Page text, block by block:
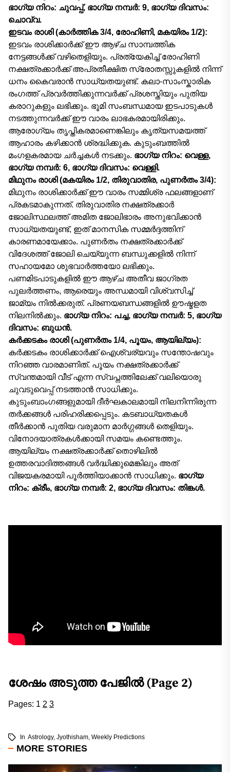
ഭാഗ്യ നിറം: ചുവപ്പ്, ഭാഗ്യ നമ്പർ: 9, ഭാഗ്യ ദിവസം:
ചൊവ്വ.
ഇടവം രാശി (കാർത്തിക 3/4, രോഹിണി, മകയിരം 1/2):
ഇടവം രാശിക്കാർക്ക് ഈ ആഴ്ച സാമ്പത്തിക
നേട്ടങ്ങൾക്ക് വഴിതെളിയും. പ്രത്യേകിച്ച് രോഹിണി
നക്ഷത്രക്കാർക്ക് അപ്രതീക്ഷിത സ്രോതസ്സുകളിൽ നിന്ന്
ധനം കൈവരാൻ സാധ്യതയുണ്ട്. കലാ-സാംസ്കാരിക
രംഗത്ത് പ്രവർത്തിക്കുന്നവർക്ക് പ്രശസ്തിയും പുതിയ
കരാറുകളും ലഭിക്കും. ഭൂമി സംബന്ധമായ ഇടപാടുകൾ
നടത്തുന്നവർക്ക് ഈ വാരം ലാഭകരമായിരിക്കും.
ആരോഗ്യം തൃപ്തികരമാണെങ്കിലും കൃത്യസമയത്ത്
ആഹാരം കഴിക്കാൻ ശ്രദ്ധിക്കുക. കുടുംബത്തിൽ
മംഗളകരമായ ചർച്ചകൾ നടക്കും. ഭാഗ്യ നിറം: വെള്ള,
ഭാഗ്യ നമ്പർ: 6, ഭാഗ്യ ദിവസം: വെള്ളി.
മിഥുനം രാശി (മകയിരം 1/2, തിരുവാതിര, പുണർതം 3/4):
മിഥുനം രാശിക്കാർക്ക് ഈ വാരം സമ്മിശ്ര ഫലങ്ങളാണ്
പ്രകടമാകുന്നത്. തിരുവാതിര നക്ഷത്രക്കാർ
ജോലിസ്ഥലത്ത് അമിത ജോലിഭാരം അനുഭവിക്കാൻ
സാധ്യതയുണ്ട്, ഇത് മാനസിക സമ്മർദ്ദത്തിന്
കാരണമായേക്കാം. പുണർതം നക്ഷത്രക്കാർക്ക്
വിദേശത്ത് ജോലി ചെയ്യുന്ന ബന്ധുക്കളിൽ നിന്ന്
സഹായമോ ശുഭവാർത്തയോ ലഭിക്കും.
പണമിടപാടുകളിൽ ഈ ആഴ്ച അതീവ ജാഗ്രത
പുലർത്തണം, ആരെയും അന്ധമായി വിശ്വസിച്ച്
ജാമ്യം നിൽക്കരുത്. പ്രണയബന്ധങ്ങളിൽ ഊഷ്മളത
നിലനിൽക്കും. ഭാഗ്യ നിറം: പച്ച, ഭാഗ്യ നമ്പർ: 5, ഭാഗ്യ
ദിവസം: ബുധൻ.
കർക്കടകം രാശി (പുണർതം 1/4, പൂയം, ആയില്യം):
കർക്കടകം രാശിക്കാർക്ക് ഐശ്വര്യവും സന്തോഷവും
നിറഞ്ഞ വാരമാണിത്. പൂയം നക്ഷത്രക്കാർക്ക്
സ്വന്തമായി വീട് എന്ന സ്വപ്നത്തിലേക്ക് വലിയൊരു
ചുവടുവെപ്പ് നടത്താൻ സാധിക്കും.
കുടുംബാംഗങ്ങളുമായി ദീർഘകാലമായി നിലനിന്നിരുന്ന
തർക്കങ്ങൾ പരിഹരിക്കപ്പെടും. കടബാധ്യതകൾ
തീർക്കാൻ പുതിയ വരുമാന മാർഗ്ഗങ്ങൾ തെളിയും.
വിനോദയാത്രകൾക്കായി സമയം കണ്ടെത്തും.
ആയില്യം നക്ഷത്രക്കാർക്ക് തൊഴിലിൽ
ഉത്തരവാദിത്തങ്ങൾ വർദ്ധിക്കുമെങ്കിലും അത്
വിജയകരമായി പൂർത്തിയാക്കാൻ സാധിക്കും. ഭാഗ്യ
നിറം: ക്രീം, ഭാഗ്യ നമ്പർ: 2, ഭാഗ്യ ദിവസം: തിങ്കൾ.
ശേഷം അടുത്ത പേജിൽ (Page 2)
Pages: 1 2 3
In Astrology, Jyothisham, Weekly Predictions
MORE STORIES